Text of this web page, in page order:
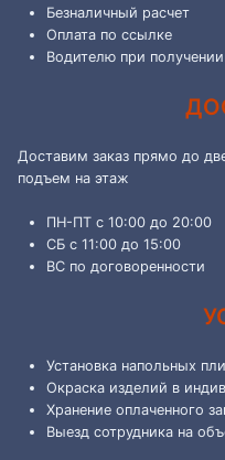
Безналичный расчет
Оплата по ссылке
Водителю при получении
Доставим заказ прямо до
подъем на этаж
ПН-ПТ с 10:00 до 20:00
СБ с 11:00 до 15:00
ВС по договоренности
Установка напольных
Окраска изделий в
Хранение оплаченного
Выезд сотрудника на